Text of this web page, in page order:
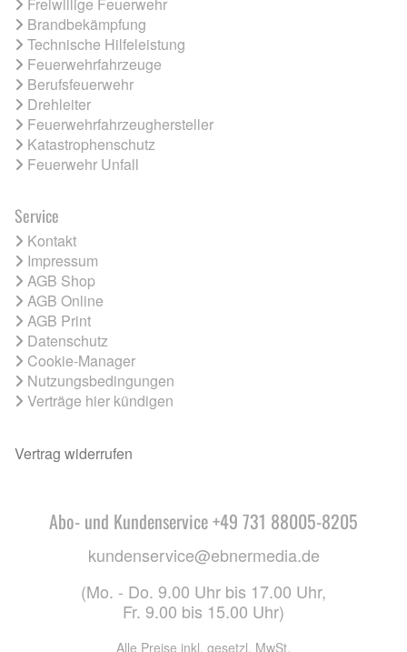
Brandbekämpfung
Technische Hilfeleistung
Feuerwehrfahrzeuge
Berufsfeuerwehr
Drehleiter
Feuerwehrfahrzeughersteller
Katastrophenschutz
Feuerwehr Unfall
Service
Kontakt
Impressum
AGB Shop
AGB Online
AGB Print
Datenschutz
Cookie-Manager
Nutzungsbedingungen
Verträge hier kündigen
Vertrag widerrufen
Abo- und Kundenservice +49 731 88005-8205
kundenservice@ebnermedia.de
(Mo. - Do. 9.00 Uhr bis 17.00 Uhr,
Fr. 9.00 bis 15.00 Uhr)
Alle Preise inkl. gesetzl. MwSt.